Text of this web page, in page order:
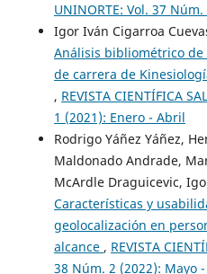
UNINORTE: Vol. 37
Igor Iván Cigarroa
Análisis bibliométrico
de carrera de
, REVISTA CIENTÍFICA
1 (2021): Enero - Abril
Rodrigo Yáñez Yáñez,
Maldonado Andrade,
McArdle Draguicevic,
Características y
geolocalización en
alcance , REVISTA
38 Núm. 2 (2022): Mayo